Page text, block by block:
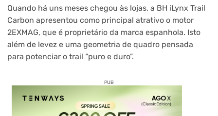
Quando há uns meses chegou às lojas, a BH iLynx Trail
Carbon apresentou como principal atrativo o motor
2EXMAG, que é proprietário da marca espanhola. Isto
além de levez e uma geometria de quadro pensada
para potenciar o trail “puro e duro”.
PUB